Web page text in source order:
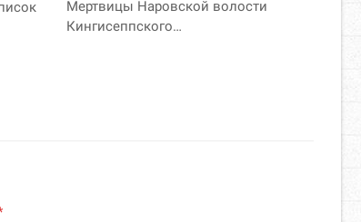
Мертвицы Наровской волости
Кингисеппского…